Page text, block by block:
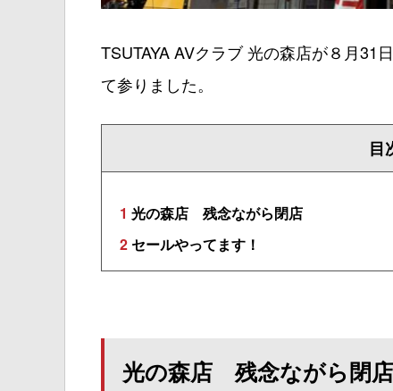
TSUTAYA AVクラブ 光の森店が８月31
て参りました。
目
1 光の森店 残念ながら閉店
2 セールやってます！
光の森店 残念ながら閉店